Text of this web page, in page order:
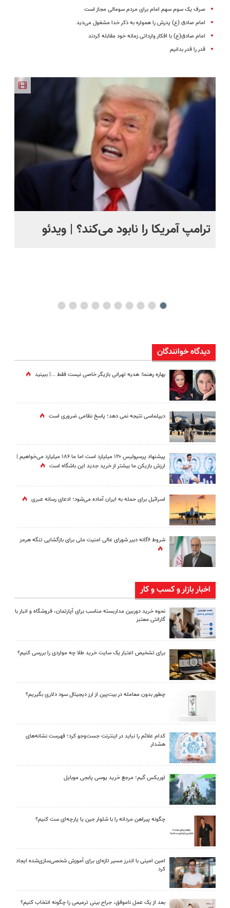
صرف یک سوم سهم امام برای مردم سومالی مجاز است
امام صادق (ع) پدرش را همواره به ذکر خدا مشغول می‌دید
امام صادق(ع) با افکار وارداتی زمانه خود مقابله کردند
قدر را قدر بدانیم
ترامپ آمریکا را نابود می‌کند؟ | ویدئو
دیدگاه خوانندگان
بهاره رهنما: هدیه تهرانی بازیگر خاصی نیست فقط ...|‌ ببینید
دیپلماسی نتیجه‌ نمی دهد؛ پاسخ نظامی ضروری است
پیشنهاد پرسپولیس ۱۲۰ میلیارد است اما ما ۱۸۶ میلیارد می‌خواهیم |
ارزش بازیکن ما بیشتر از خرید جدید این باشگاه است
اسرائیل برای حمله به ایران آماده می‌شود؛ ادعای رسانه عبری
شروط ۶گانه دبیر شورای عالی امنیت ملی برای بازگشایی تنگه هرمز
اخبار بازار و کسب و کار
نحوه خرید دوربین مداربسته مناسب برای آپارتمان، فروشگاه و انبار با
گارانتی معتبر
برای تشخیص اعتبار یک سایت خرید طلا چه مواردی را بررسی کنیم؟
چطور بدون معامله در بیت‌پین از ارز دیجیتال سود دلاری بگیریم؟
کدام علائم را نباید در اینترنت جست‌وجو کرد؛ فهرست نشانه‌های
هشدار
اوریکس گیم؛ مرجع خرید یوسی پابجی موبایل
چگونه پیراهن مردانه را با شلوار جین یا پارچه‌ای ست کنیم؟
امین امینی با اندرز مسیر تازه‌ای برای آموزش شخصی‌سازی‌شده ایجاد
کرد
بعد از یک عمل ناموفق، جراح بینی ترمیمی را چگونه انتخاب کنیم؟